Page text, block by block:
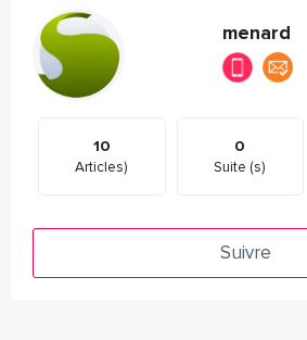
menard
10
Articles)
0
Suite (s)
Suivre